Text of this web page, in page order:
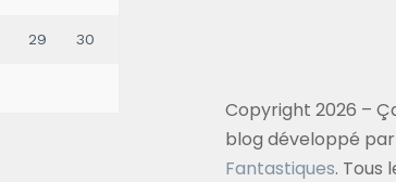
29 30
Copyright 2026 –
blog développé
Fantastiques. Tous